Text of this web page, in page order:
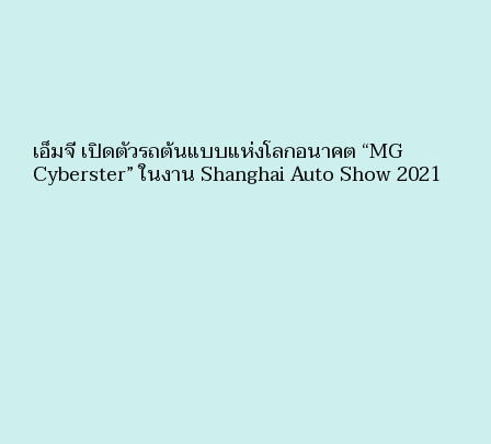
เอ็มจี เปิดตัวรถต้นแบบแห่งโลกอนาคต “MG
Cyberster” ในงาน Shanghai Auto Show 2021